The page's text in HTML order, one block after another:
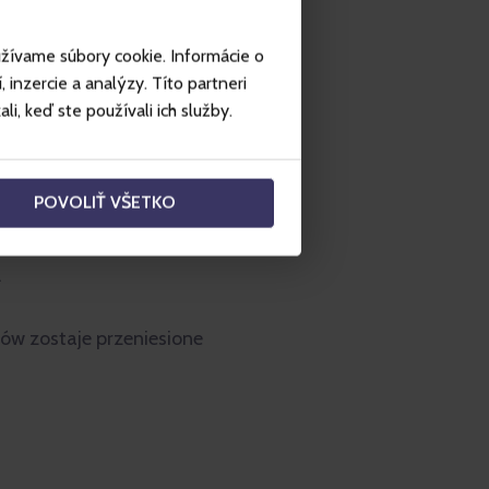
súbory cookie. Informácie o
inzercie a analýzy. Títo partneri
keď ste používali ich služby.
POVOLIŤ VŠETKO
zostaje przeniesione